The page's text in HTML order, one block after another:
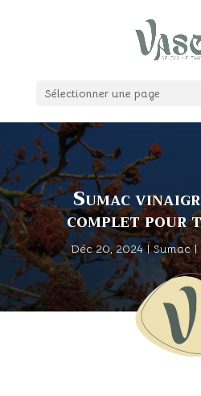
Sélectionner une page
Sumac
complet pour
Déc 20, 2024|Sumac|